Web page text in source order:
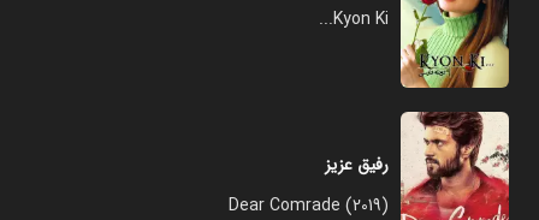
Kyon Ki...
رفیق عزیز
Dear Comrade (2019)